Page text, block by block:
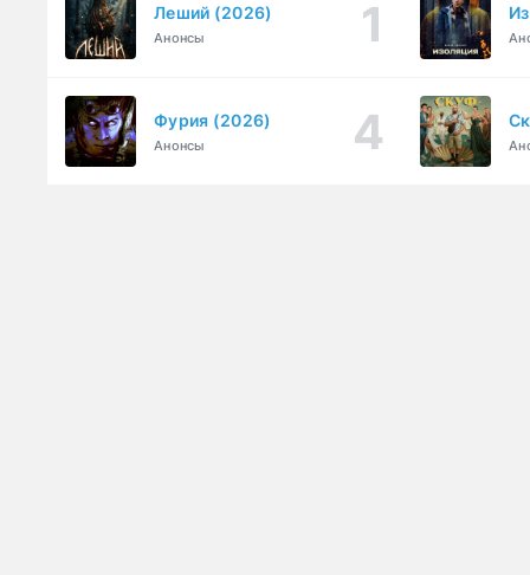
Леший (2026)
Анонсы
Фурия (2026)
Анонсы